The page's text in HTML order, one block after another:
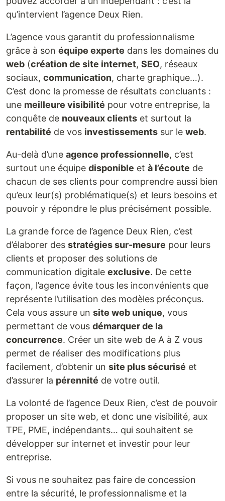
qu’intervient l’agence Deux Rien.
L’agence vous garantit du professionnalisme
grâce à son équipe experte dans les domaines du
web (création de site internet, SEO, réseaux
sociaux, communication, charte graphique…).
C’est donc la promesse de résultats concluants :
une meilleure visibilité pour votre entreprise, la
conquête de nouveaux clients et surtout la
rentabilité de vos investissements sur le web.
Au-delà d’une agence professionnelle, c’est
surtout une équipe disponible et à l’écoute de
chacun de ses clients pour comprendre aussi bien
qu’eux leur(s) problématique(s) et leurs besoins et
pouvoir y répondre le plus précisément possible.
La grande force de l’agence Deux Rien, c’est
d’élaborer des stratégies sur-mesure pour leurs
clients et proposer des solutions de
communication digitale exclusive. De cette
façon, l’agence évite tous les inconvénients que
représente l’utilisation des modèles préconçus.
Cela vous assure un site web unique, vous
permettant de vous démarquer de la
concurrence. Créer un site web de A à Z vous
permet de réaliser des modifications plus
facilement, d’obtenir un site plus sécurisé et
d’assurer la pérennité de votre outil.
La volonté de l’agence Deux Rien, c’est de pouvoir
proposer un site web, et donc une visibilité, aux
TPE, PME, indépendants… qui souhaitent se
développer sur internet et investir pour leur
entreprise.
Si vous ne souhaitez pas faire de concession
entre la sécurité, le professionnalisme et la